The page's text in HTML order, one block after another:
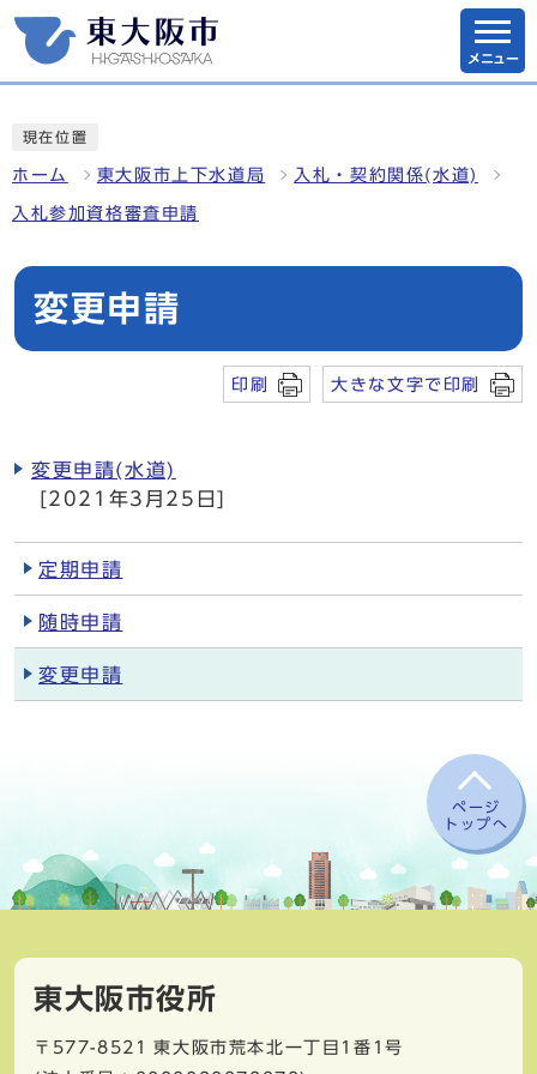
メニュー
現在位置
ホーム 東大阪市上下水道局 入札・契約関係(水道)
入札参加資格審査申請
変更申請
印刷 大きな文字で印刷
変更申請(水道)
[2021年3月25日]
定期申請
随時申請
変更申請
ページ
トップへ
東大阪市役所
〒577-8521
東大阪市荒本北一丁目1番1号